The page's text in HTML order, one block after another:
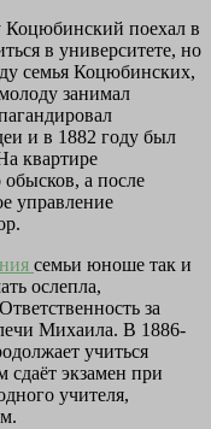
Коцюбинский поехал в
в университете, но
семья Коцюбинских,
занимал
и в 1882 году был
квартире
а после
управление
семьи юноше так и
ослепла,
за
Михаила. В 1886-
учиться
сдаёт экзамен при
учителя,